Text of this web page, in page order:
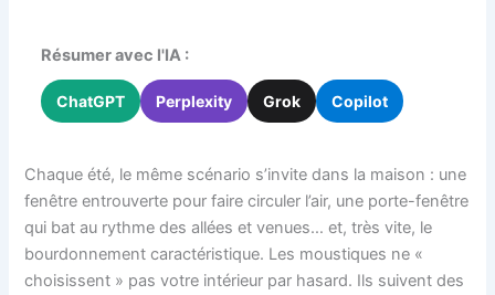
Résumer avec l'IA :
ChatGPT Perplexity Grok Copilot
Chaque été, le même scénario s’invite dans la maison : une
fenêtre entrouverte pour faire circuler l’air, une porte-fenêtre
qui bat au rythme des allées et venues… et, très vite, le
bourdonnement caractéristique. Les moustiques ne «
choisissent » pas votre intérieur par hasard. Ils suivent des